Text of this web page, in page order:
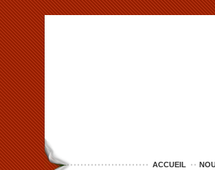
<img src="http://www.lille-entreprise.com/
ACCUEIL